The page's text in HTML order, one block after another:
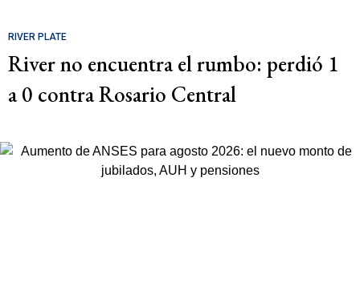
RIVER PLATE
River no encuentra el rumbo: perdió 1
a 0 contra Rosario Central